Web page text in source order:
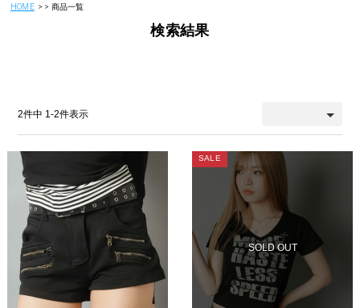
HOME 商品一覧
検索結果
2件中 1-2件表示
SOLD OUT
SALE